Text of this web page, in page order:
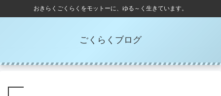
おきらくごくらくをモットーに、ゆる～く生きています。
ごくらくブログ